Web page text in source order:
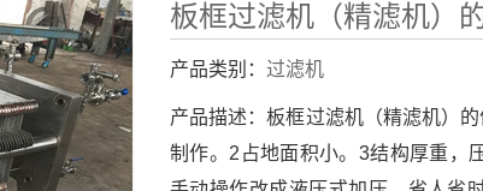
板框过滤机（精滤机）
产品类别： 过滤机
产品描述：板框过滤机（精滤机）
制作。2占地面积小。3结构厚重，